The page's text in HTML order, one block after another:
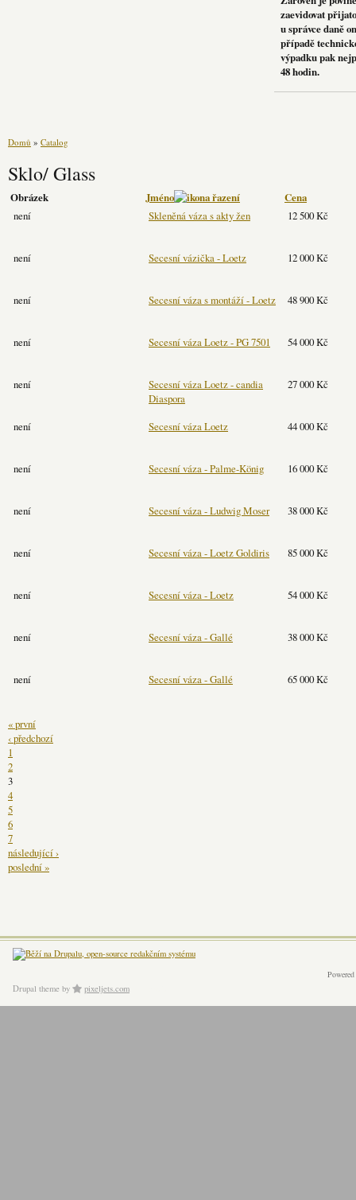
zaevidovat
u správce daně
případě
výpadku pak
48 hodin.
Domů » Catalog
Sklo/ Glass
Obrázek Jméno
Cena
není
Skleněná váza s akty žen 12 500 Kč
není Secesní vázička - Loetz 12 000 Kč
není Secesní váza s montáží - Loetz 48 900 Kč
není Secesní váza Loetz - PG 7501 54 000 Kč
není
Secesní váza Loetz - candia
Diaspora
27 000 Kč
není Secesní váza Loetz 44 000 Kč
není Secesní váza - Palme-König 16 000 Kč
není Secesní váza - Ludwig Moser 38 000 Kč
není Secesní váza - Loetz Goldiris 85 000 Kč
není Secesní váza - Loetz 54 000 Kč
není Secesní váza - Gallé 38 000 Kč
není Secesní váza - Gallé 65 000 Kč
« první
‹ předchozí
1
2
3
4
5
6
7
následující ›
poslední »
Drupal theme by pixeljets.com